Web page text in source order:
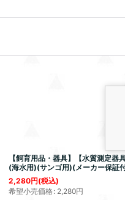
【飼育用品・器具】【水質測定
(海水用)(サンゴ用)(メーカー保証
2,280円(税込)
希望小売価格: 2,280円